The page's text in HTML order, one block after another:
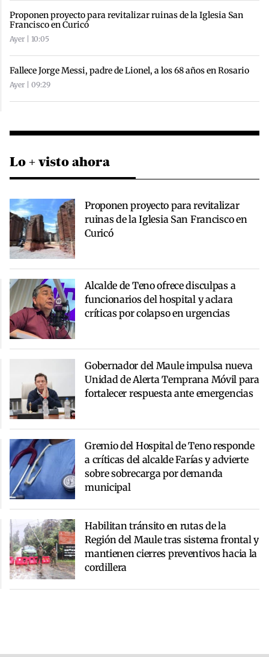
Proponen proyecto para revitalizar ruinas de la Iglesia San
Francisco en Curicó
Ayer | 10:05
Fallece Jorge Messi, padre de Lionel, a los 68 años en Rosario
Ayer | 09:29
Lo + visto ahora
Proponen proyecto para revitalizar
ruinas de la Iglesia San Francisco en
Curicó
Alcalde de Teno ofrece disculpas a
funcionarios del hospital y aclara
críticas por colapso en urgencias
Gobernador del Maule impulsa nueva
Unidad de Alerta Temprana Móvil para
fortalecer respuesta ante emergencias
Gremio del Hospital de Teno responde
a críticas del alcalde Farías y advierte
sobre sobrecarga por demanda
municipal
Habilitan tránsito en rutas de la
Región del Maule tras sistema frontal y
mantienen cierres preventivos hacia la
cordillera